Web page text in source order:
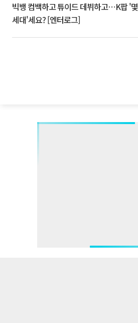
빅뱅 컴백하고 튜이드 데뷔하고⋯K팝 '몇
세대'세요? [엔터로그]